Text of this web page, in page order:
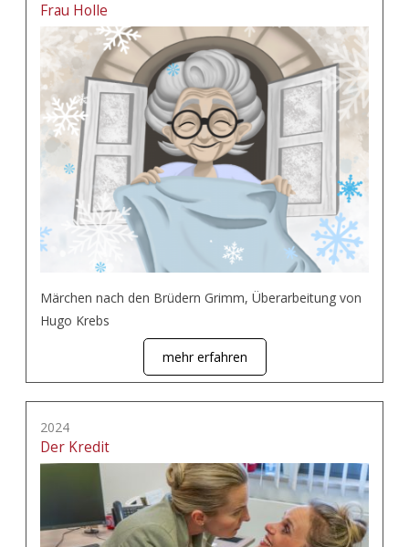
Frau Holle
Märchen nach den Brüdern Grimm, Überarbeitung von
Hugo Krebs
mehr erfahren
2024
Der Kredit